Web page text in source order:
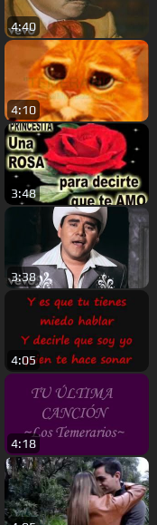
4:40
4:10
3:48
3:38
4:05
4:18